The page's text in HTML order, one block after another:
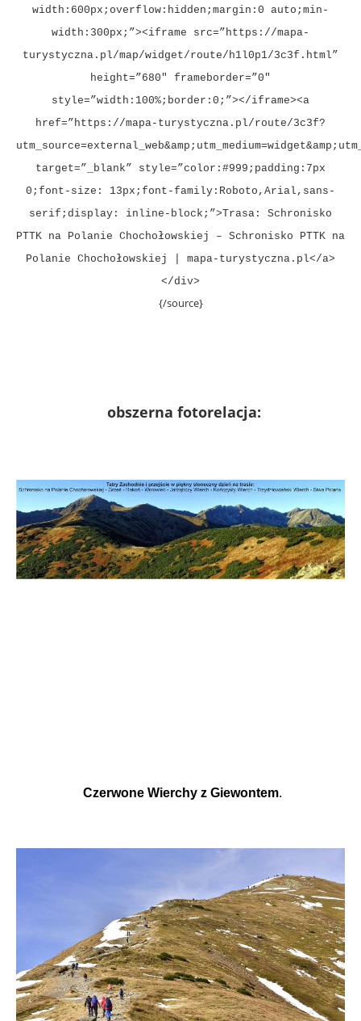
width:600px;overflow:hidden;margin:0 auto;min-
width:300px;”><iframe src=”https://mapa-
turystyczna.pl/map/widget/route/h1l0p1/3c3f.html”
height=”680″ frameborder=”0″
style=”width:100%;border:0;”></iframe><a
href=”https://mapa-turystyczna.pl/route/3c3f?
target=”_blank” style=”color:#999;padding:7px
0;font-size: 13px;font-family:Roboto,Arial,sans-
serif;display: inline-block;”>Trasa: Schronisko
PTTK na Polanie Chochołowskiej – Schronisko PTTK na
Polanie Chochołowskiej | mapa-turystyczna.pl</a>
</div>
{/source}
obszerna fotorelacja:
Czerwone Wierchy z Giewontem.